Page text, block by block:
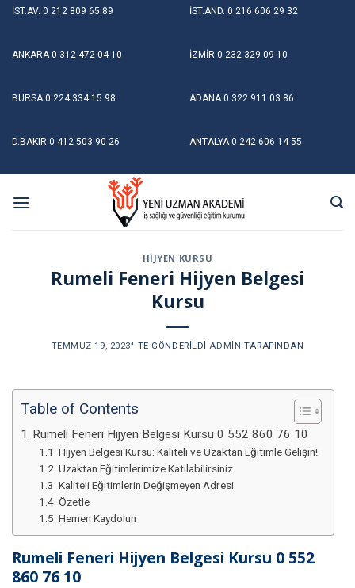
Skip
content
İST.AV. 0 212 809 65 89 İST.AND. 0 216 606 29 32
ANKARA0 312 472 04 10 İZMİR 0 232 329 09 10
BURSA0 224 334 15 98 ADANA0 322 911 03 86
D.BAKIR 0 412 503 90 26 ANTALYA0 242 606 14 55
HIJYEN KURSU
Rumeli Feneri Hijyen Belgesi
Kursu
TEMMUZ 19, 2023’' TE GÖNDERILDI ADMIN TARAFINDAN
Table of Contents
Rumeli Feneri Hijyen Belgesi Kursu 0 552 860 76 10
Hijyen Belgesi Kursu: Kaliteli ve Uzaktan Eğitimle Gelişin!
Uzaktan Eğitimlerimize Katılabilirsiniz
Kaliteli Eğitimlerin Değişmeyen Adresi
Özetle
Hemen Kaydolun
Rumeli Feneri Hijyen Belgesi Kursu 0 552
860 76 10